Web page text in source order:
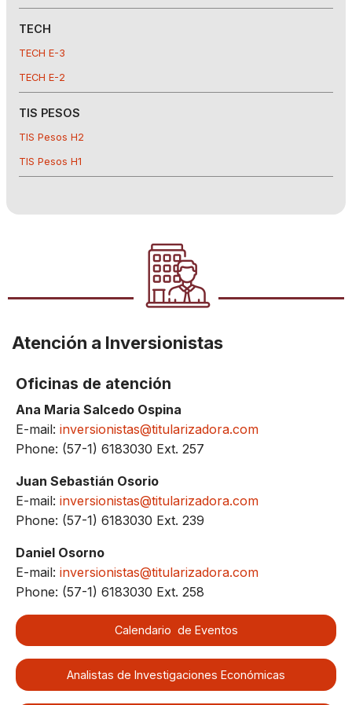
TECH
TECH E-3
TECH E-2
TIS PESOS
TIS Pesos H2
TIS Pesos H1
Atención a Inversionistas
Oficinas de atención
Ana Maria Salcedo Ospina
E-mail: inversionistas@titularizadora.com
Phone: (57-1) 6183030 Ext. 257
Juan Sebastián Osorio
E-mail: inversionistas@titularizadora.com
Phone: (57-1) 6183030 Ext. 239
Daniel Osorno
E-mail: inversionistas@titularizadora.com
Phone: (57-1) 6183030 Ext. 258
Calendario de Eventos
Analistas de Investigaciones Económicas